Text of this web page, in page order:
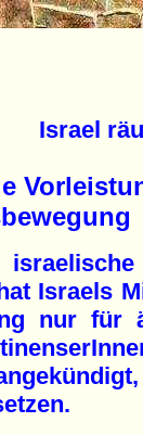
Israel
Israels
nur für